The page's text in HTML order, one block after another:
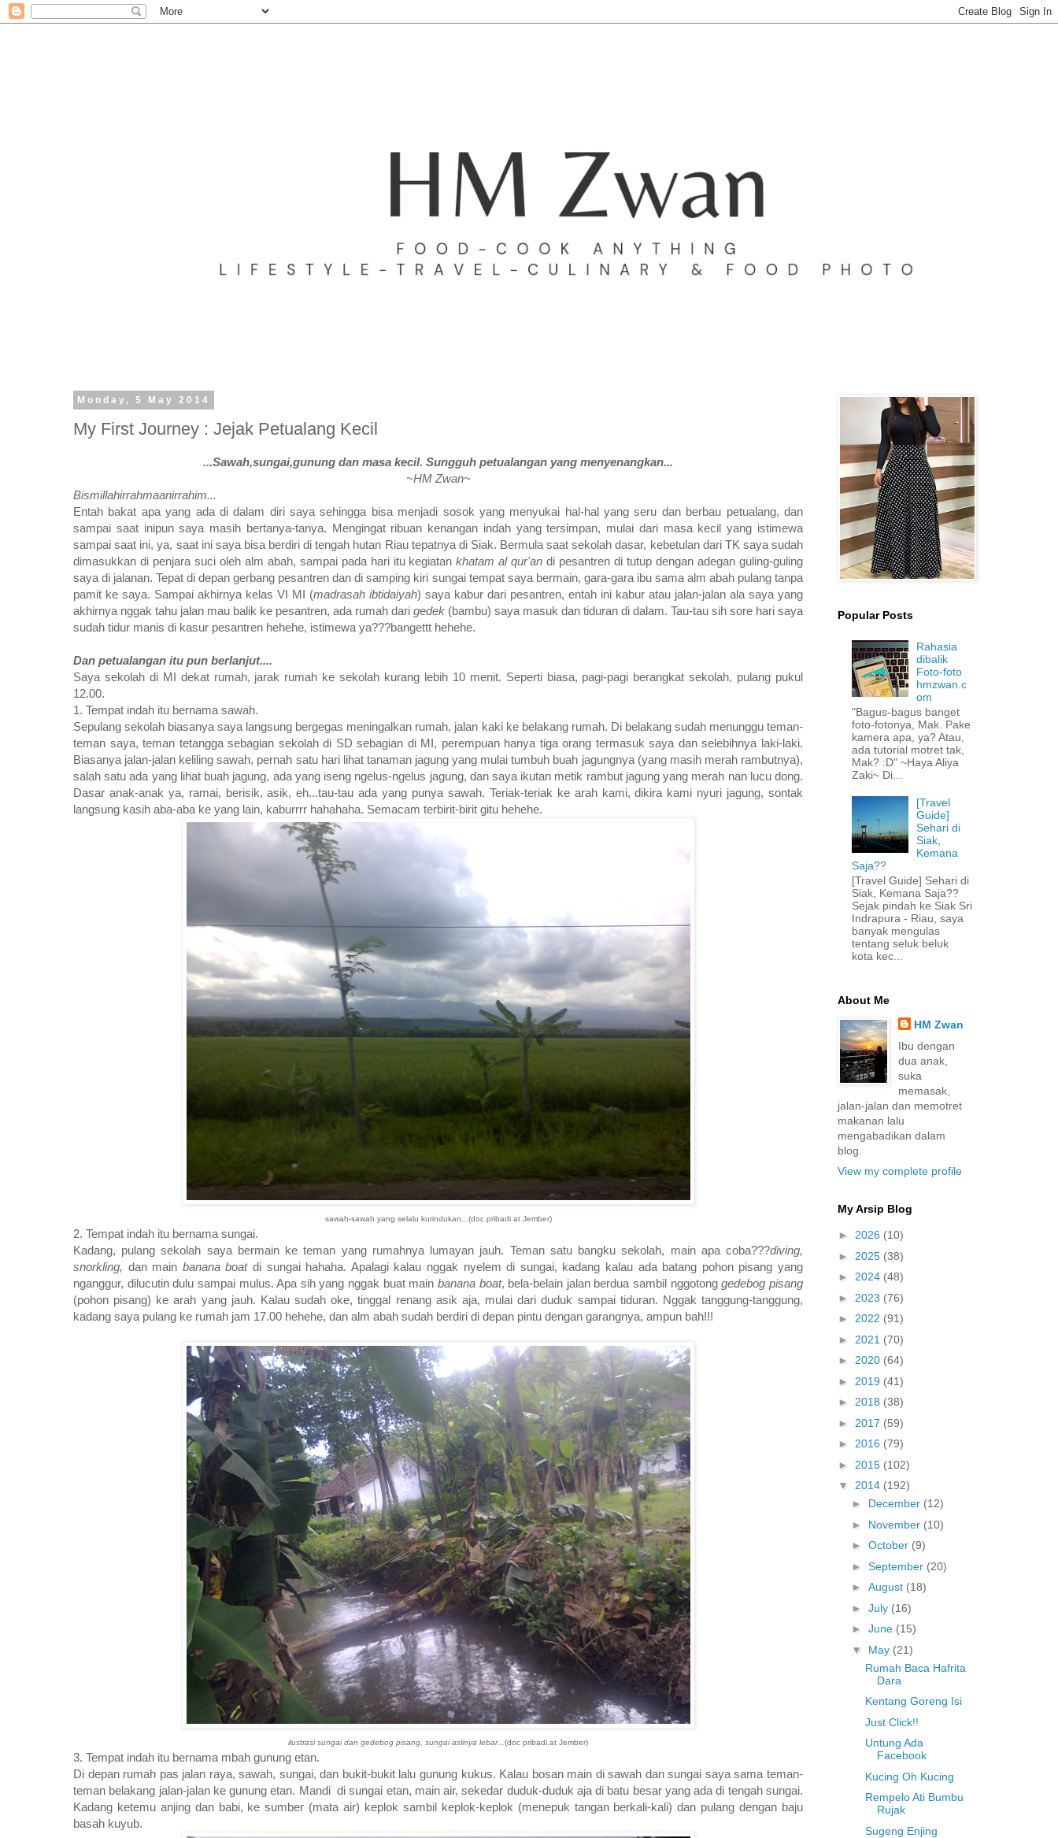
Monday, 5 May 2014
My First Journey : Jejak Petualang Kecil
...Sawah,sungai,gunung dan masa kecil. Sungguh petualangan yang menyenangkan...
~HM Zwan~
Bismillahirrahmaanirrahim...
Entah bakat apa yang ada di dalam diri saya sehingga bisa menjadi sosok yang menyukai hal-hal yang seru dan berbau petualang, dan
sampai saat inipun saya masih bertanya-tanya. Mengingat ribuan kenangan indah yang tersimpan, mulai dari masa kecil yang istimewa
sampai saat ini, ya, saat ini saya bisa berdiri di tengah hutan Riau tepatnya di Siak. Bermula saat sekolah dasar, kebetulan dari TK saya sudah
dimasukkan di penjara suci oleh alm abah, sampai pada hari itu kegiatankhatam al qur'an di pesantren di tutup dengan adegan guling-guling
saya di jalanan. Tepat di depan gerbang pesantren dan di samping kiri sungai tempat saya bermain, gara-gara ibu sama alm abah pulang tanpa
pamit ke saya. Sampai akhirnya kelas VI MI (madrasah ibtidaiyah) saya kabur dari pesantren, entah ini kabur atau jalan-jalan ala saya yang
akhirnya nggak tahu jalan mau balik ke pesantren, ada rumah dari gedek (bambu) saya masuk dan tiduran di dalam. Tau-tau sih sore hari saya
sudah tidur manis di kasur pesantren hehehe, istimewa ya???bangettt hehehe.
Dan petualangan itu pun berlanjut....
Saya sekolah di MI dekat rumah, jarak rumah ke sekolah kurang lebih 10 menit. Seperti biasa, pagi-pagi berangkat sekolah, pulang pukul
12.00.
1. Tempat indah itu bernama sawah.
Sepulang sekolah biasanya saya langsung bergegas meningalkan rumah, jalan kaki ke belakang rumah. Di belakang sudah menunggu teman-
teman saya, teman tetangga sebagian sekolah di SD sebagian di MI, perempuan hanya tiga orang termasuk saya dan selebihnya laki-laki.
Biasanya jalan-jalan keliling sawah, pernah satu hari lihat tanaman jagung yang mulai tumbuh buah jagungnya (yang masih merah rambutnya),
salah satu ada yang lihat buah jagung, ada yang iseng ngelus-ngelus jagung, dan saya ikutan metik rambut jagung yang merah nan lucu dong.
Dasar anak-anak ya, ramai, berisik, asik, eh...tau-tau ada yang punya sawah. Teriak-teriak ke arah kami, dikira kami nyuri jagung, sontak
langsung kasih aba-aba ke yang lain, kaburrrr hahahaha. Semacam terbirit-birit gitu hehehe.
sawah-sawah yang selalu kurindukan...(doc.pribadi at Jember)
2. Tempat indah itu bernama sungai.
Kadang, pulang sekolah saya bermain ke teman yang rumahnya lumayan jauh. Teman satu bangku sekolah, main apa coba???diving,
snorkling, dan main banana boatdi sungai hahaha. Apalagi kalau nggak nyelem di sungai, kadang kalau ada batang pohon pisang yang
nganggur, dilucutin dulu sampai mulus. Apa sih yang nggak buat main banana boat, bela-belain jalan berdua sambil nggotonggedebog pisang
(pohon pisang) ke arah yang jauh. Kalau sudah oke, tinggal renang asik aja, mulai dari duduk sampai tiduran. Nggak tanggung-tanggung,
kadang saya pulang ke rumah jam 17.00 hehehe, dan alm abah sudah berdiri di depan pintu dengan garangnya, ampun bah!!!
ilustrasi sungai dan gedebog pisang, sungai aslinya lebar...(doc pribadi.at Jember)
3. Tempat indah itu bernama mbah gunung etan.
Di depan rumah pas jalan raya, sawah, sungai, dan bukit-bukit lalu gunung kukus. Kalau bosan main di sawah dan sungai saya sama teman-
teman belakang jalan-jalan ke gunung etan. Mandi di sungai etan, main air, sekedar duduk-duduk aja di batu besar yang ada di tengah sungai.
Kadang ketemu anjing dan babi, ke sumber (mata air) keplok sambil keplok-keplok (menepuk tangan berkali-kali) dan pulang dengan baju
basah kuyub.
Popular Posts
Rahasia
dibalik
Foto-foto
hmzwan.c
om
"Bagus-bagus banget
foto-fotonya, Mak. Pake
kamera apa, ya? Atau,
ada tutorial motret tak,
Mak? :D" ~Haya Aliya
Zaki~ Di...
[Travel
Guide]
Sehari di
Siak,
Kemana
Saja??
[Travel Guide] Sehari di
Siak, Kemana Saja??
Sejak pindah ke Siak Sri
Indrapura - Riau, saya
banyak mengulas
tentang seluk beluk
kota kec...
About Me
HM Zwan
Ibu dengan
dua anak,
suka
memasak,
jalan-jalan dan memotret
makanan lalu
mengabadikan dalam
blog.
View my complete profile
My Arsip Blog
► 2026 (10)
► 2025 (38)
► 2024 (48)
► 2023 (76)
► 2022 (91)
► 2021 (70)
► 2020 (64)
► 2019 (41)
► 2018 (38)
► 2017 (59)
► 2016 (79)
► 2015 (102)
▼ 2014 (192)
► December (12)
► November (10)
► October (9)
► September (20)
► August (18)
► July (16)
► June (15)
▼ May (21)
Rumah Baca Hafrita
Dara
Kentang Goreng Isi
Just Click!!
Untung Ada
Facebook
Kucing Oh Kucing
Rempelo Ati Bumbu
Rujak
Sugeng Enjing